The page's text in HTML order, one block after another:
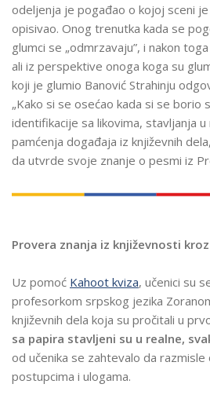
odeljenja je pogađao o kojoj sceni
opisivao. Onog trenutka kada se
glumci se „odmrzavaju”, i nakon
ali iz perspektive onoga koga su
koji je glumio Banović Strahinju
„Kako si se osećao kada si se borio
identifikacije sa likovima, stavljanja
pamćenja događaja iz književnih
da utvrde svoje znanje o pesmi iz
Provera znanja iz književnosti
Uz pomoć Kahoot kviza, učenici su
profesorkom srpskog jezika
književnih dela koja su pročitali u
sa papira stavljeni su u realne,
od učenika se zahtevalo da razmisle
postupcima i ulogama.